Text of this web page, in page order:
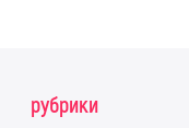
рубрики